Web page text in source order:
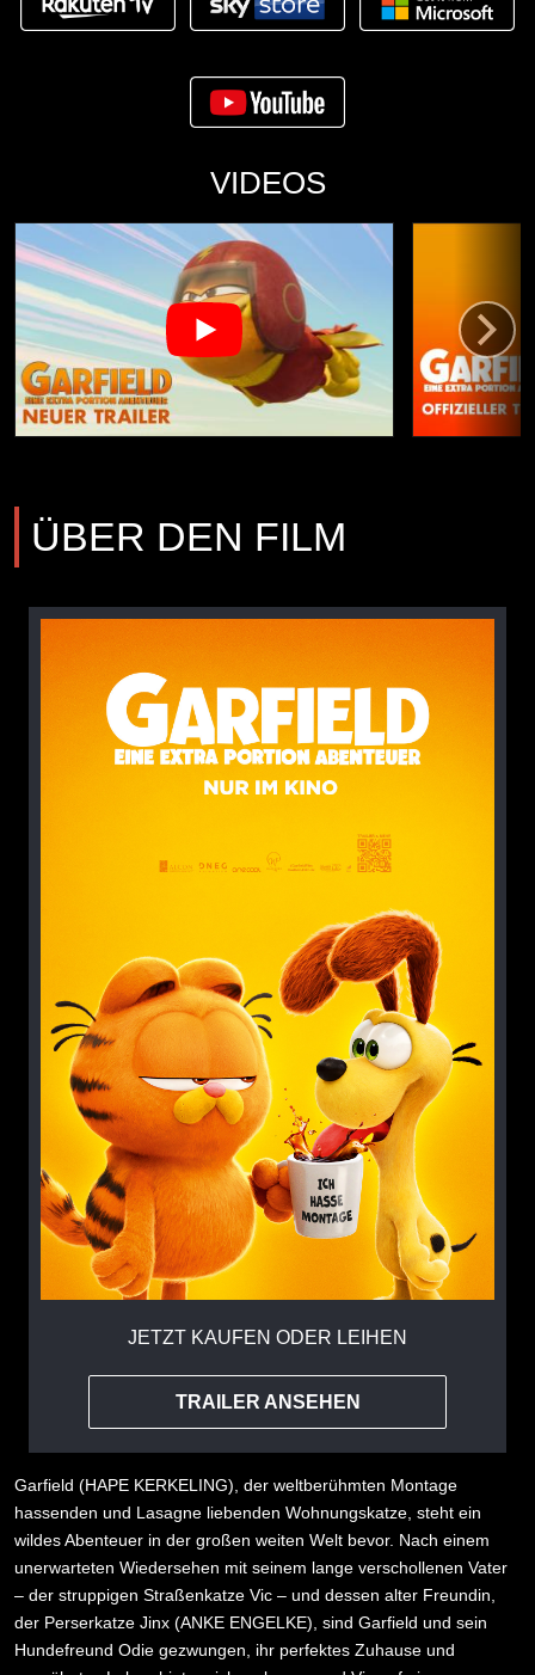
VIDEOS
ÜBER DEN FILM
JETZT KAUFEN ODER LEIHEN
TRAILER ANSEHEN
Garfield (HAPE KERKELING), der weltberühmten Montage
hassenden und Lasagne liebenden Wohnungskatze, steht ein
wildes Abenteuer in der großen weiten Welt bevor. Nach einem
unerwarteten Wiedersehen mit seinem lange verschollenen Vater
– der struppigen Straßenkatze Vic – und dessen alter Freundin,
der Perserkatze Jinx (ANKE ENGELKE), sind Garfield und sein
Hundefreund Odie gezwungen, ihr perfektes Zuhause und